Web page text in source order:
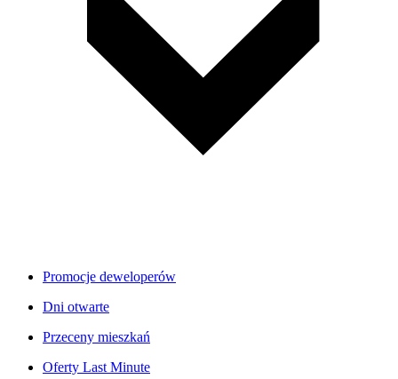
Promocje deweloperów
Dni otwarte
Przeceny mieszkań
Oferty Last Minute